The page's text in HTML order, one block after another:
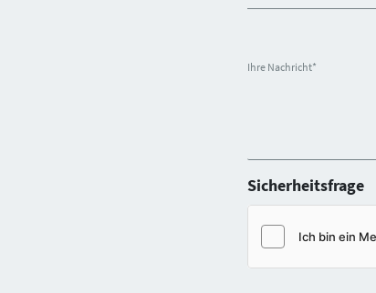
Ihre Nachricht*
Sicherheitsfrage